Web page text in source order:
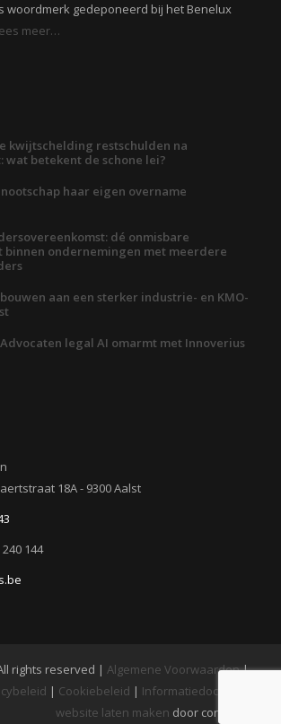
woordmerk gedeponeerd bij het Benelux
meer…
kwijtschelding restschulden na
wat betekent de schone lei?
haar eigen overname
dé onmisbare
ondernemingen met meerdere
bouwen aan een sterker industrie- en KMO-
legal AI omarmt met Innoverius
18A - 9300 Aalst
240 144
rights reserved | Algemene Voorwaarden|
| Cookiebeleid | Informatiedocument
website laten maken door conversal